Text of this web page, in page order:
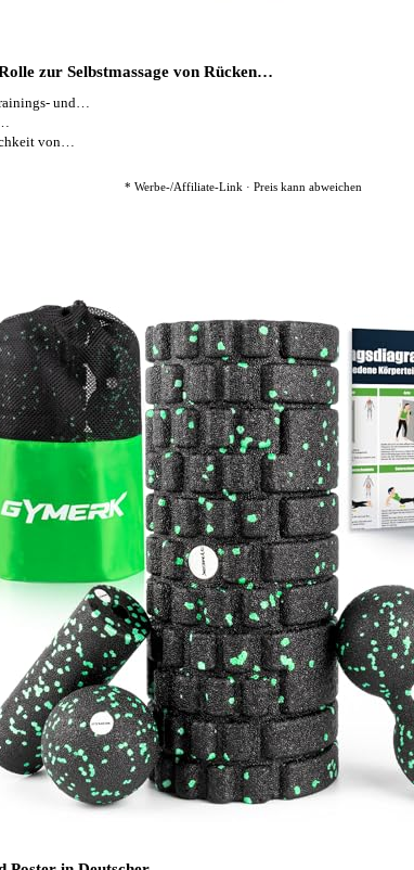
zur Selbstmassage von Rücken…
und…
von…
* Werbe-/Affiliate-Link · Preis kann abweichen